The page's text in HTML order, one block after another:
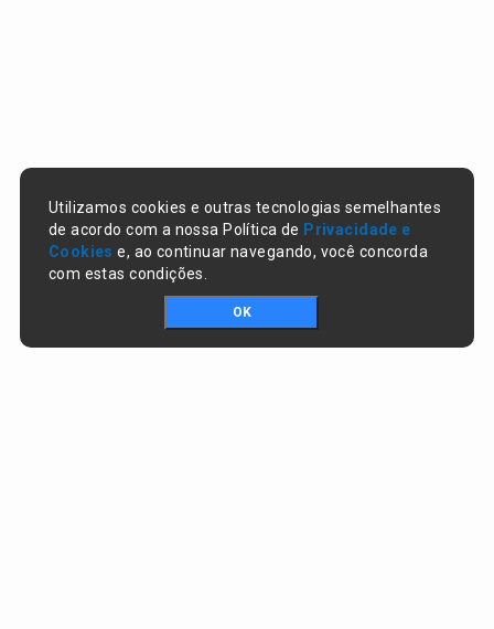
Utilizamos cookies e outras tecnologias semelhantes
de acordo com a nossa Política de Privacidade e
Cookies e, ao continuar navegando, você concorda
com estas condições.
OK